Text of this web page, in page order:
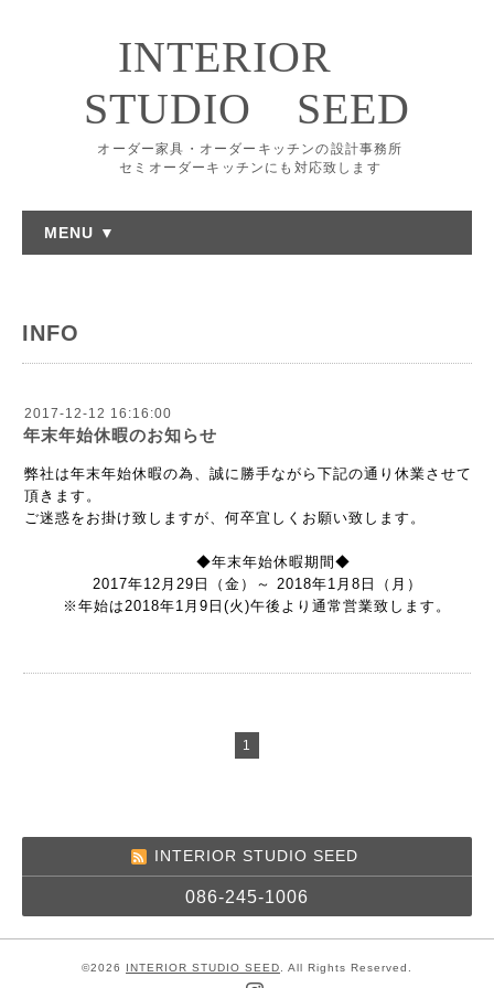
INTERIOR
STUDIO SEED
オーダー家具・オーダーキッチンの設計事務所
セミオーダーキッチンにも対応致します
MENU ▼
INFO
2017-12-12 16:16:00
年末年始休暇のお知らせ
弊社は年末年始休暇の為、誠に勝手ながら下記の通り休業させて
頂きます。
ご迷惑をお掛け致しますが、何卒宜しくお願い致します。
◆年末年始休暇期間◆
2017年12月29日（金）～ 2018年1月8日（月）
※年始は2018年1月9日(火)午後より通常営業致します。
1
INTERIOR STUDIO SEED
086-245-1006
©2026 INTERIOR STUDIO SEED . All Rights Reserved.